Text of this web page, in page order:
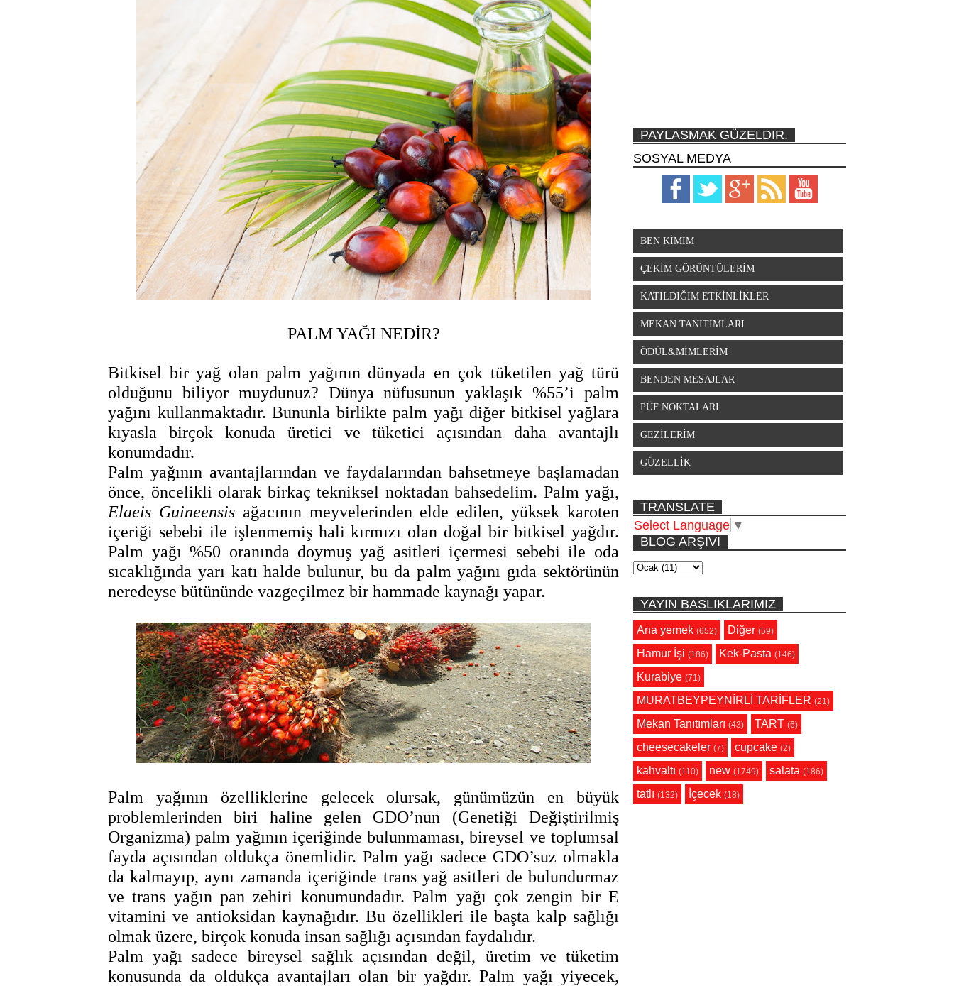
PALM YAĞI NEDİR?
Bitkisel bir yağ olan palm yağının dünyada en çok tüketilen yağ türü
olduğunu biliyor muydunuz? Dünya nüfusunun yaklaşık %55’i palm
yağını kullanmaktadır. Bununla birlikte palm yağı diğer bitkisel yağlara
kıyasla birçok konuda üretici ve tüketici açısından daha avantajlı
konumdadır.
Palm yağının avantajlarından ve faydalarından bahsetmeye başlamadan
önce, öncelikli olarak birkaç tekniksel noktadan bahsedelim. Palm yağı,
Elaeis Guineensis ağacının meyvelerinden elde edilen, yüksek karoten
içeriği sebebi ile işlenmemiş hali kırmızı olan doğal bir bitkisel yağdır.
Palm yağı %50 oranında doymuş yağ asitleri içermesi sebebi ile oda
sıcaklığında yarı katı halde bulunur, bu da palm yağını gıda sektörünün
neredeyse bütününde vazgeçilmez bir hammade kaynağı yapar.
Palm yağının özelliklerine gelecek olursak, günümüzün en büyük
problemlerinden biri haline gelen GDO’nun (Genetiği Değiştirilmiş
Organizma) palm yağının içeriğinde bulunmaması, bireysel ve toplumsal
fayda açısından oldukça önemlidir. Palm yağı sadece GDO’suz olmakla
da kalmayıp, aynı zamanda içeriğinde trans yağ asitleri de bulundurmaz
ve trans yağın pan zehiri konumundadır. Palm yağı çok zengin bir E
vitamini ve antioksidan kaynağıdır. Bu özellikleri ile başta kalp sağlığı
olmak üzere, birçok konuda insan sağlığı açısından faydalıdır.
Palm yağı sadece bireysel sağlık açısından değil, üretim ve tüketim
konusunda da oldukça avantajları olan bir yağdır. Palm yağı yiyecek,
PAYLASMAK GÜZELDIR.
SOSYAL MEDYA
BEN KİMİM
ÇEKİM GÖRÜNTÜLERİM
KATILDIĞIM ETKİNLİKLER
MEKAN TANITIMLARI
ÖDÜL&MİMLERİM
BENDEN MESAJLAR
PÜF NOKTALARI
GEZİLERİM
GÜZELLİK
TRANSLATE
Select Language ▼
BLOG ARŞIVI
YAYIN BASLIKLARIMIZ
Ana yemek (652) Diğer (59)
Hamur İşi (186) Kek-Pasta (146)
Kurabiye (71)
MURATBEYPEYNİRLİ TARİFLER (21)
Mekan Tanıtımları (43) TART (6)
cheesecakeler (7) cupcake (2)
kahvaltı (110) new (1749) salata (186)
tatlı (132) İçecek (18)